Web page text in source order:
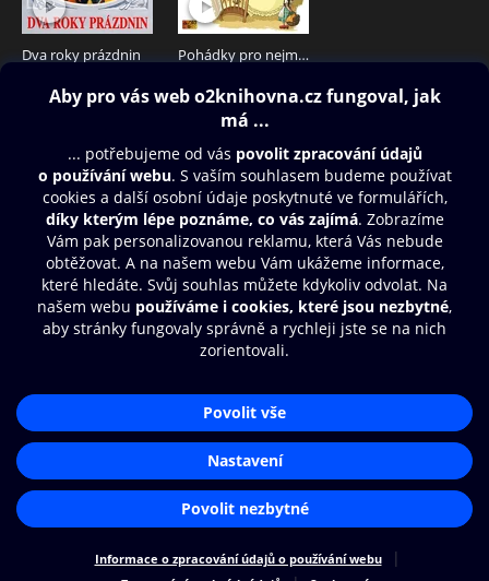
Dva roky prázdnin
69 Kč
Pohádky pro nejmenší
Obsah ke stažení
Moje O2 Knihovna
Další zábava
© O2 Czech Republic a.s.
Přístupnost
Zásady zpracování osobních údajů
Nastavení cookies
Aplikace O2 Knihovna
Čti a poslouchej své e-knihy a
audioknihy rychleji a pohodlněji.